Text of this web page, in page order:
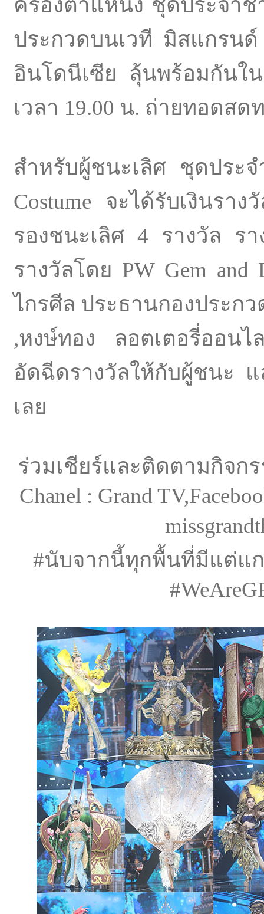
ครองตำแหน่ง ชุดประจำช
ประกวดบนเวที มิสแกรน
อินโดนีเซีย ลุ้นพร้อมกันใ
เวลา 19.00 น. ถ่ายทอดสดท
สำหรับผู้ชนะเลิศ ชุดประ
Costume จะได้รับเงินรา
รองชนะเลิศ 4 รางวัล ร
รางวัลโดย PW Gem
ไกรศีล ประธานกองประก
,หงษ์ทอง ลอตเตอรี่ออน
อัดฉีดรางวัลให้กับผู้ชนะ
เลย
ร่วมเชียร์และติดตามกิจก
Chanel : Grand
#นับจากนี้ทุกพื้นที่มีแต่แก